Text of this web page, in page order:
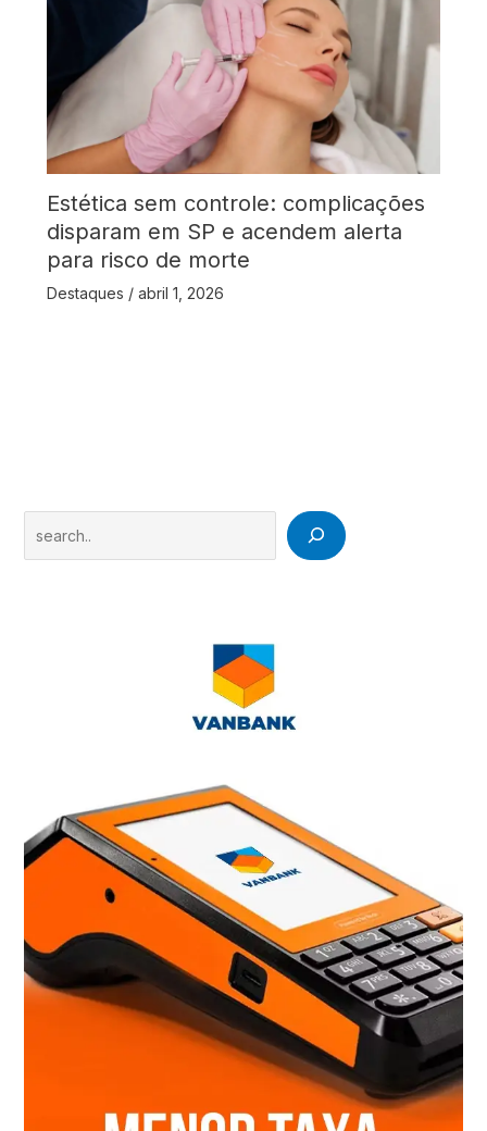
Estética sem controle: complicações
disparam em SP e acendem alerta
para risco de morte
Destaques / abril 1, 2026